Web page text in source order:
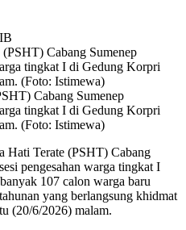
Cabang Sumenep
tingkat I di Gedung Korpri
(Foto: Istimewa)
Hati Terate (PSHT) Cabang
pengesahan warga tingkat I
107 calon warga baru
yang berlangsung khidmat
(20/6/2026) malam.